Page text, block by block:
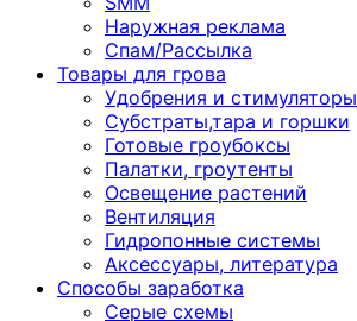
Наружная реклама
Спам/Рассылка
Товары для грова
Удобрения и стимуляторы
Субстраты,тара и горшки
Готовые гроубоксы
Палатки, гроутенты
Освещение растений
Вентиляция
Гидропонные системы
Аксессуары, литература
Способы заработка
Серые схемы